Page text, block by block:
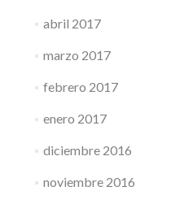
abril 2017
marzo 2017
febrero 2017
enero 2017
diciembre 2016
noviembre 2016